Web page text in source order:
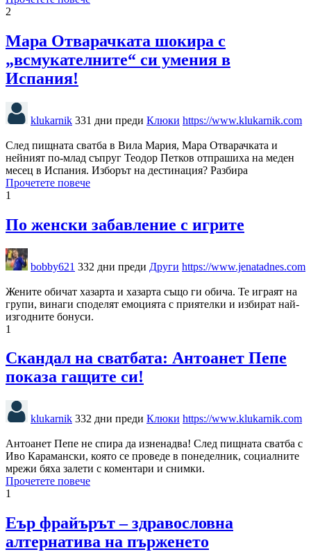
2
Мара Отварачката шокира с
„всмукателните“ си умения в
Испания!
klukarnik 331 дни преди Клюки https://www.klukarnik.com
След пищната сватба в Вила Мария, Мара Отварачката и
нейният по-млад съпруг Теодор Петков отпрашиха на меден
месец в Испания. Изборът на дестинация? Разбира
Прочетете повече
1
По женски забавление с игрите
bobby621 332 дни преди Други https://www.jenatadnes.com
Жените обичат хазарта и хазарта също ги обича. Те играят на
групи, винаги споделят емоцията с приятелки и избират най-
изгодните бонуси.
1
Скандал на сватбата: Антоанет Пепе
показа гащите си!
klukarnik 332 дни преди Клюки https://www.klukarnik.com
Антоанет Пепе не спира да изненадва! След пищната сватба с
Иво Карамански, която се проведе в понеделник, социалните
мрежи бяха залети с коментари и снимки.
Прочетете повече
1
Еър фрайърът – здравословна
алтернатива на пърженето